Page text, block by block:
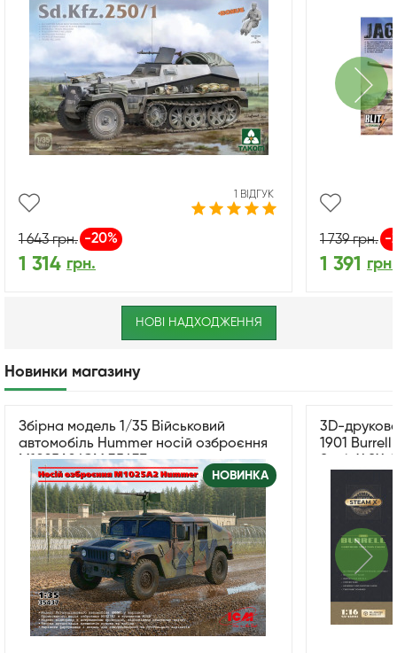
1 ВІДГУК
1 643грн. -20%
1 314 грн.
1 739грн. -
1 391 грн.
НОВІ НАДХОДЖЕННЯ
Новинки магазину
Збірна модель 1/35 Військовий
автомобіль Hummer носій озброєння
M1025A2 ICM 35437
НОВИНКА
3D-
1901